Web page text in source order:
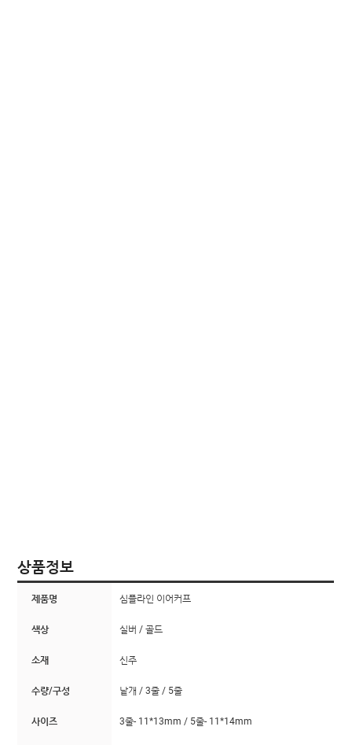
상품정보
제품명 심플라인 이어커프
색상 실버 / 골드
소재 신주
수량/구성 낱개 / 3줄 / 5줄
사이즈 3줄- 11*13mm / 5줄- 11*14mm